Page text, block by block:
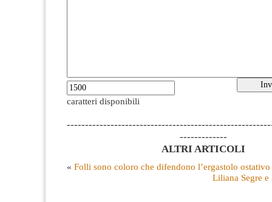
caratteri disponibili
-------------
ALTRI ARTICOLI
« Folli sono coloro che difendono l’ergastolo ostativo
Liliana Segre e